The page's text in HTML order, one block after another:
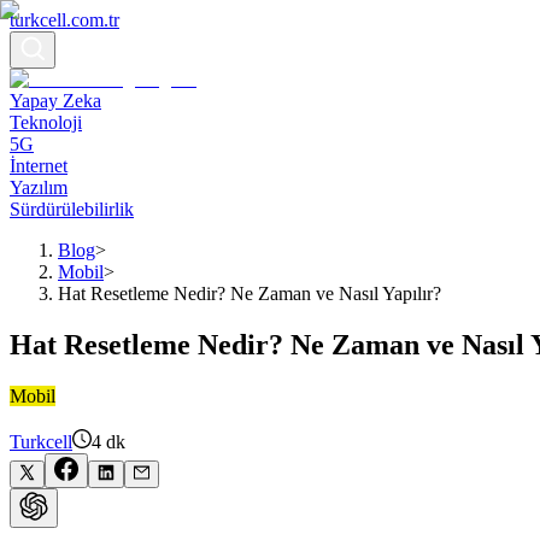
turkcell.com.tr
Yapay Zeka
Teknoloji
5G
İnternet
Yazılım
Sürdürülebilirlik
Blog>
Mobil>
Hat Resetleme Nedir? Ne Zaman ve Nasıl Yapılır?
Hat Resetleme Nedir? Ne Zaman ve Nasıl
Mobil
Turkcell 4 dk